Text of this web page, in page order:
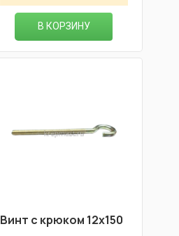
В КОРЗИНУ
Винт с крюком 12х150